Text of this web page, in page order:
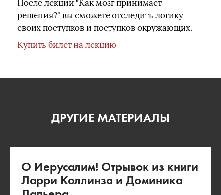
После лекции "Как мозг принимает
решения?" вы сможете отследить логику
своих поступков и поступков окружающих.
Купить билет на лекцию
ДРУГИЕ МАТЕРИАЛЫ
О Иерусалим! Отрывок из книги
Ларри Коллинза и Доминика